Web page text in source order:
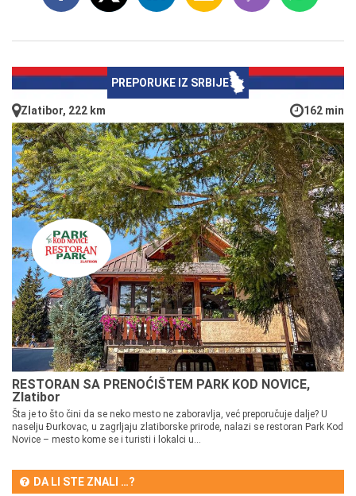
PREPORUKE IZ SRBIJE
Zlatibor, 222 km 162 min
RESTORAN SA PRENOĆIŠTEM PARK KOD NOVICE,
Zlatibor
Šta je to što čini da se neko mesto ne zaboravlja, već preporučuje dalje? U
naselju Đurkovac, u zagrljaju zlatiborske prirode, nalazi se restoran Park Kod
Novice – mesto kome se i turisti i lokalci u...
DA LI STE ZNALI …?